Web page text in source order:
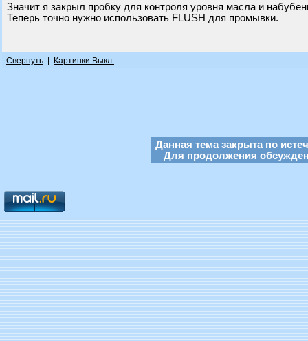
Значит я закрыл пробку для контроля уровня масла и
Теперь точно нужно использовать FLUSH для промывки.
Свернуть Картинки Выкл.
Данная тема закрыта по
Для продолжения